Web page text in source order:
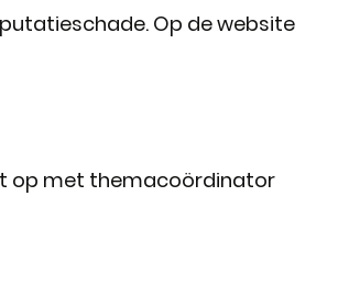
Op de website
op met themacoördinator